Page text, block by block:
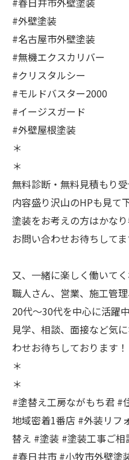
#外壁塗装
#名古屋市外壁塗装
#無機エクスカリバー
#クリスタルシー
#モルドバスター2000
#イージスガード
#外壁屋根塗装
＊
＊
無料診断・無料見積もり受
内容盛り沢山のHPも見て
塗装をお考えの方はかな
お問い合わせお待ちしてま
又、一緒に楽しく働いて
職人さん、営業、施工管
20代〜30代を中心に活躍
見学、相談、面接など気
わせお待ちしております！
＊
＊
#塗替え工房ながもち君 #
地域密着1番店 #外装リフ
替え #塗装 #塗装工事ご
#春日井市 #小牧市外壁塗